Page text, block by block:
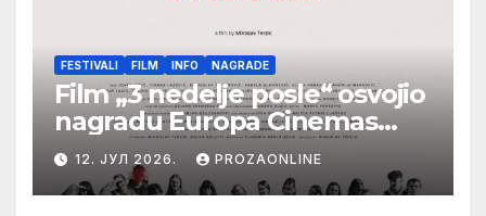
FESTIVALI FILM INFO NAGRADE
Film „3 nedelje posle“ osvojio
nagradu Europa Cinemas
Label na Filmskom festivalu
u Karlovim Varima
12. ЈУЛ 2026. PROZAONLINE